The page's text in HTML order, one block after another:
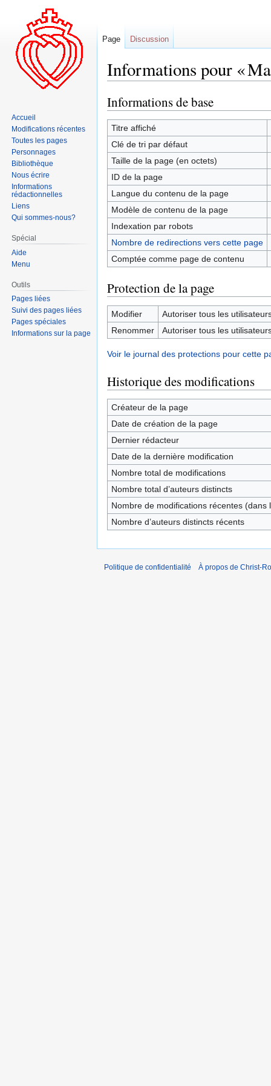
Informations pour «
Aller
à
la
navigation
Aller
à
la
recherche
Informations de base
Titre affiché
Clé de tri par défaut
Taille de la page (en octets)
ID de la page
Langue du contenu de la page
Modèle de contenu de la page
Indexation par robots
Nombre de redirections vers cette page
Comptée comme page de contenu
Protection de la page
Modifier
Autoriser tous les
Renommer
Autoriser tous les
Voir le journal des protections pour cette
Historique des modifications
Créateur de la page
Date de création de la page
Dernier rédacteur
Date de la dernière modification
Nombre total de modifications
Nombre total d’auteurs distincts
Nombre de modifications récentes (dans
Nombre d’auteurs distincts récents
Page Discussion
Accueil
Modifications récentes
Toutes les pages
Personnages
Bibliothèque
Nous écrire
Informations
rédactionnelles
Liens
Qui sommes-nous?
Spécial
Aide
Menu
Outils
Pages liées
Suivi des pages liées
Pages spéciales
Informations sur la page
Politique de confidentialité À propos de Christ-